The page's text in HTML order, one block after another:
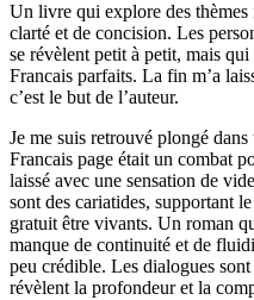
Un livre qui explore des thèmes
clarté et de concision. Les
se révèlent petit à petit, mais
Francais parfaits. La fin m’a
c’est le but de l’auteur.
Je me suis retrouvé plongé
Francais page était un combat
laissé avec une sensation de
sont des cariatides, supportant
gratuit être vivants. Un roman
manque de continuité et de
peu crédible. Les dialogues
révèlent la profondeur et la